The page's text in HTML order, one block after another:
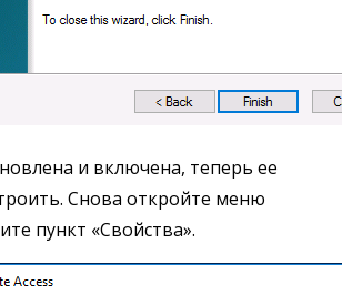
и включена, теперь ее
Снова откройте меню
пункт «Свойства».